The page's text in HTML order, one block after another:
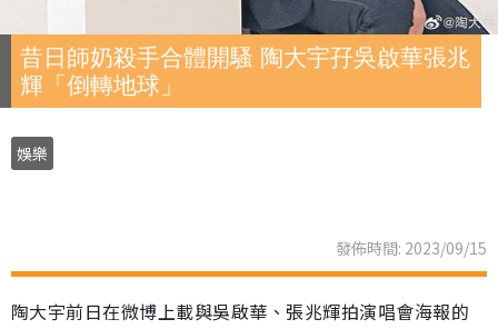
昔日師奶殺手合體開騷 陶大宇孖吳啟華張兆
輝「倒轉地球」
娛樂
發佈時間: 2023/09/15
陶大宇前日在微博上載與吳啟華、張兆輝拍演唱會海報的